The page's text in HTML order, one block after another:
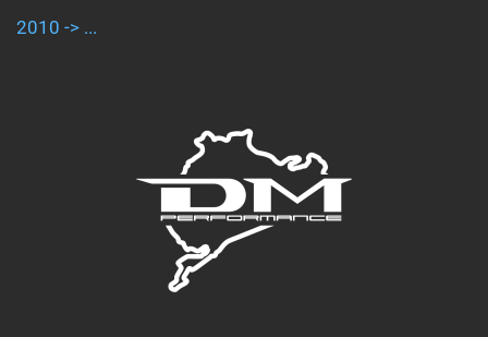
2010 -> ...